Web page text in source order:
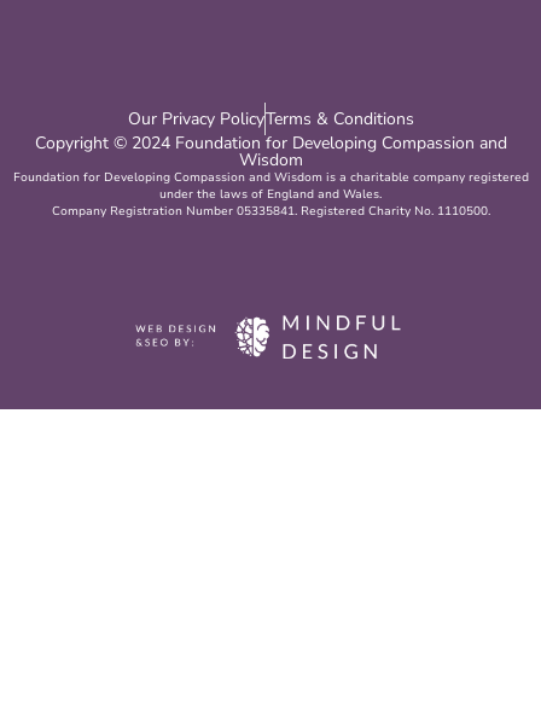
Our Privacy PolicyTerms & Conditions
Copyright © 2024 Foundation for Developing Compassion and
Wisdom
Foundation for Developing Compassion and Wisdom is a charitable company registered
under the laws of England and Wales.
Company Registration Number 05335841. Registered Charity No. 1110500.